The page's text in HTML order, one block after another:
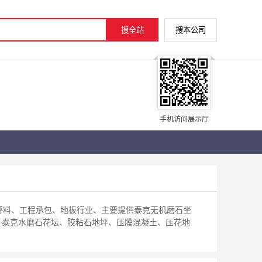
手机访问展示厅
、工程承包、地板行业、主要提供泰克无机磨石坐
克水磨石花坛、胶粘石地坪、压膜混凝土、压花地